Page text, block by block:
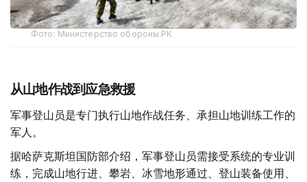
Фото: Министерство обороны РК
从山地作战到应急救援
军事登山员是专门执行山地作战任务、承担山地训练工作的
军人。
据哈萨克斯坦国防部介绍，军事登山员需接受系统的专业训
练，完成山地行进、攀岩、冰雪地形通过、登山装备使用、